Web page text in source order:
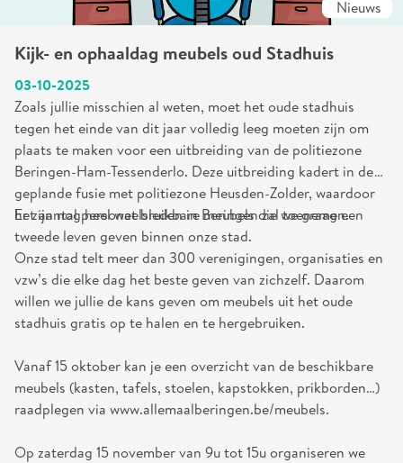
Nieuws
Kijk- en ophaaldag meubels oud Stadhuis
03-10-2025
Zoals jullie misschien al weten, moet het oude stadhuis
tegen het einde van dit jaar volledig leeg moeten zijn om
plaats te maken voor een uitbreiding van de politiezone
Beringen-Ham-Tessenderlo. Deze uitbreiding kadert in de
geplande fusie met politiezone Heusden-Zolder, waardoor
het aantal personeelsleden in Beringen zal toenemen.
Er zijn nog heel wat bruikbare meubels die we graag een
tweede leven geven binnen onze stad.
Onze stad telt meer dan 300 verenigingen, organisaties en
vzw’s die elke dag het beste geven van zichzelf. Daarom
willen we jullie de kans geven om meubels uit het oude
stadhuis gratis op te halen en te hergebruiken.
Vanaf 15 oktober kan je een overzicht van de beschikbare
meubels (kasten, tafels, stoelen, kapstokken, prikborden…)
raadplegen via www.allemaalberingen.be/meubels.
Op zaterdag 15 november van 9u tot 15u organiseren we